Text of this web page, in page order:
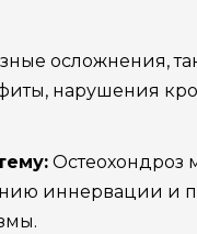
осложнения,
нарушения
Остеохондроз
иннервации и